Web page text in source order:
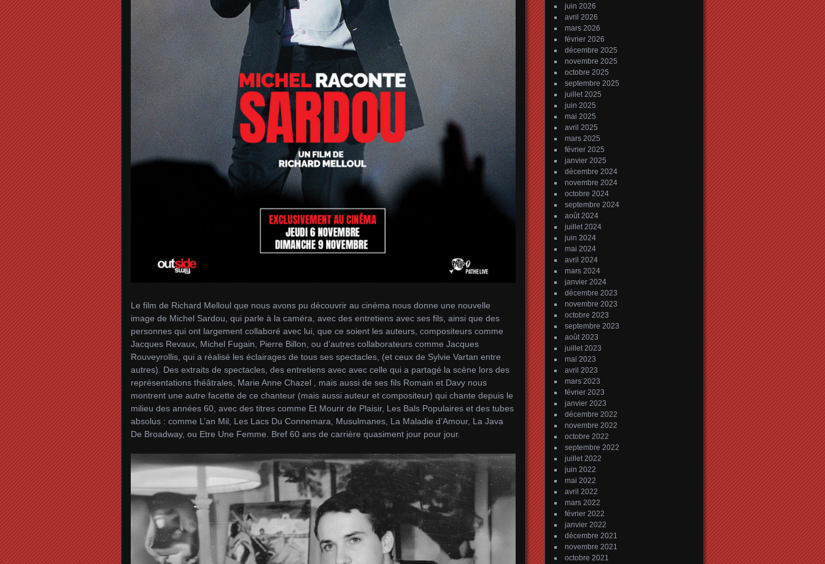
Le film de Richard Melloul que nous avons pu découvrir au cinéma nous donne une nouvelle
image de Michel Sardou, qui parle à la caméra, avec des entretiens avec ses fils, ainsi que des
personnes qui ont largement collaboré avec lui, que ce soient les auteurs, compositeurs comme
Jacques Revaux, Michel Fugain, Pierre Billon, ou d’autres collaborateurs comme Jacques
Rouveyrollis, qui a réalisé les éclairages de tous ses spectacles, (et ceux de Sylvie Vartan entre
autres). Des extraits de spectacles, des entretiens avec avec celle qui a partagé la scène lors des
représentations théâtrales, Marie Anne Chazel , mais aussi de ses fils Romain et Davy nous
montrent une autre facette de ce chanteur (mais aussi auteur et compositeur) qui chante depuis le
milieu des années 60, avec des titres comme Et Mourir de Plaisir, Les Bals Populaires et des tubes
absolus : comme L’an Mil, Les Lacs Du Connemara, Musulmanes, La Maladie d’Amour, La Java
De Broadway, ou Etre Une Femme. Bref 60 ans de carrière quasiment jour pour jour.
juin 2026
avril 2026
mars 2026
février 2026
décembre 2025
novembre 2025
octobre 2025
septembre 2025
juillet 2025
juin 2025
mai 2025
avril 2025
mars 2025
février 2025
janvier 2025
décembre 2024
novembre 2024
octobre 2024
septembre 2024
août 2024
juillet 2024
juin 2024
mai 2024
avril 2024
mars 2024
janvier 2024
décembre 2023
novembre 2023
octobre 2023
septembre 2023
août 2023
juillet 2023
mai 2023
avril 2023
mars 2023
février 2023
janvier 2023
décembre 2022
novembre 2022
octobre 2022
septembre 2022
juillet 2022
juin 2022
mai 2022
avril 2022
mars 2022
février 2022
janvier 2022
décembre 2021
novembre 2021
octobre 2021